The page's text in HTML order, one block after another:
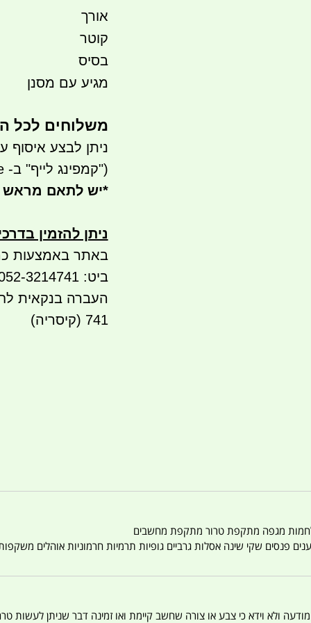
אורך
קוטר
בסיס
מגיע עם מסנן
משלוחים לכל
ניתן לבצע איסוף עצמי-
("קמפינג לייף" ב- waze)
*יש לתאם מראש
ניתן להזמין
באתר באמצעות
ביט: 052-3214741
741 (קיסריה)
פנסים שקי שינה אסלות גרביים גופיות תרמיות חרמוניות אוהלים
ולא וידא כי צבע או צורה שחשב קיימת ואו זמינה דבר שניתן לעשות